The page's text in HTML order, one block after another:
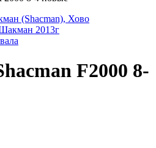
(Shacman), Хово
2013г
F2000 8-